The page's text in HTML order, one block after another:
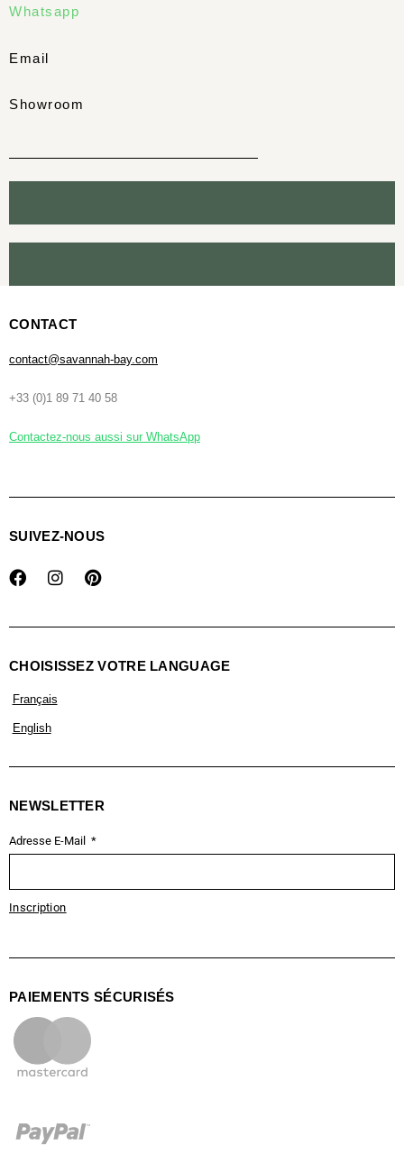
Whatsapp
Email
Showroom
CONTACT
contact@savannah-bay.com
+33 (0)1 89 71 40 58
Contactez-nous aussi sur WhatsApp
SUIVEZ-NOUS
CHOISISSEZ VOTRE LANGUAGE
Français
English
NEWSLETTER
Adresse E-Mail
Inscription
PAIEMENTS SÉCURISÉS